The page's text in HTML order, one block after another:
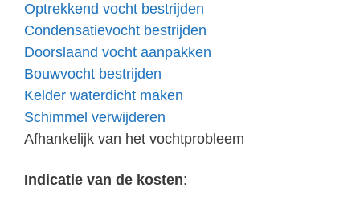
Optrekkend vocht bestrijden
Condensatievocht bestrijden
Doorslaand vocht aanpakken
Bouwvocht bestrijden
Kelder waterdicht maken
Schimmel verwijderen
Afhankelijk van het vochtprobleem
Indicatie van de kosten: